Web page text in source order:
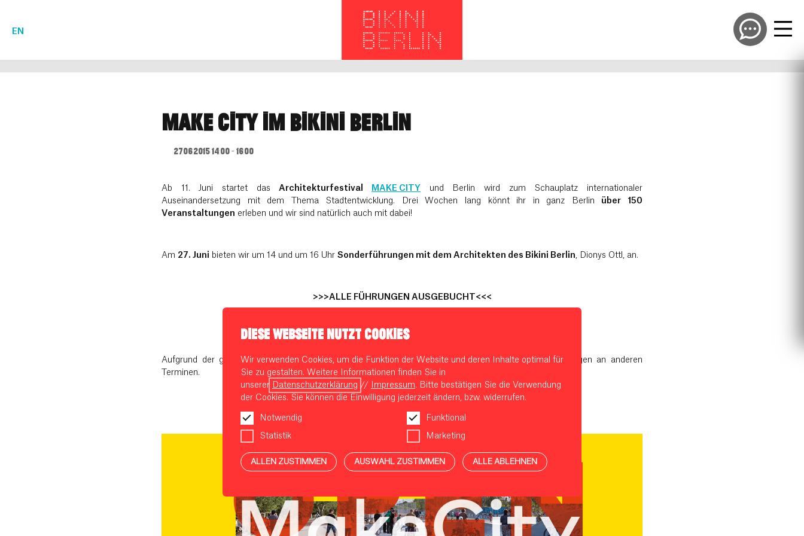
EN
DIESE WEBSEITE NUTZT COOKIES
Wir verwenden Cookies, um die Funktion der Website und deren Inhalte optimal für
Sie zu gestalten. Weitere Informationen finden Sie in
unserer
Datenschutzerklärung // Impressum. Bitte bestätigen Sie die Verwendung
der Cookies. Sie können die Einwilligung jederzeit ändern, bzw. widerrufen.
Notwendig Funktional
Statistik Marketing
ALLEN ZUSTIMMEN AUSWAHL ZUSTIMMEN ALLE ABLEHNEN
MAKE CITY IM BIKINI BERLIN
27.06.2015 14:00 - 16:00
Ab 11. Juni startet dasArchitekturfestival MAKE CITY und Berlin wird zum Schauplatz internationaler
Auseinandersetzung mit dem Thema Stadtentwicklung. Drei Wochen lang könnt ihr in ganz Berlin über 150
Veranstaltungen erleben und wir sind natürlich auch mit dabei!
Am 27. Juni bieten wir um 14 und um 16 Uhr Sonderführungen mit dem Architekten des Bikini Berlin, Dionys Ottl, an.
>>>ALLE FÜHRUNGEN AUSGEBUCHT<<<
Aufgrund der großen Nachfrage sind leider alle Führungen ausgebucht. DochHIERfindet ihr Führungen an anderen
Terminen.